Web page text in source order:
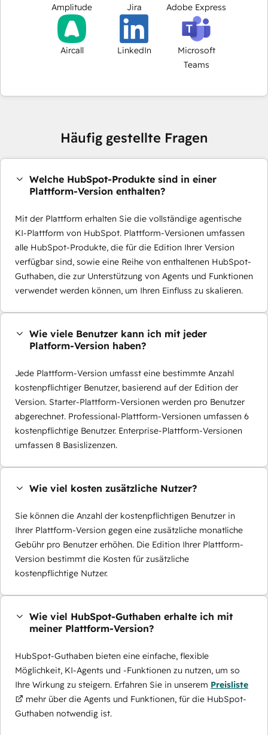
Amplitude Jira Adobe Express
Aircall LinkedIn
Microsoft
Teams
Häufig gestellte Fragen
Welche HubSpot-Produkte sind in einer
Plattform-Version enthalten?
Mit der Plattform erhalten Sie die vollständige agentische
KI-Plattform von HubSpot. Plattform-Versionen umfassen
alle HubSpot-Produkte, die für die Edition Ihrer Version
verfügbar sind, sowie eine Reihe von enthaltenen HubSpot-
Guthaben, die zur Unterstützung von Agents und Funktionen
verwendet werden können, um Ihren Einfluss zu skalieren.
Wie viele Benutzer kann ich mit jeder
Platform-Version haben?
Jede Plattform-Version umfasst eine bestimmte Anzahl
kostenpflichtiger Benutzer, basierend auf der Edition der
Version. Starter-Plattform-Versionen werden pro Benutzer
abgerechnet. Professional-Plattform-Versionen umfassen 6
kostenpflichtige Benutzer. Enterprise-Plattform-Versionen
umfassen 8 Basislizenzen.
Wie viel kosten zusätzliche Nutzer?
Sie können die Anzahl der kostenpflichtigen Benutzer in
Ihrer Plattform-Version gegen eine zusätzliche monatliche
Gebühr pro Benutzer erhöhen. Die Edition Ihrer Plattform-
Version bestimmt die Kosten für zusätzliche
kostenpflichtige Nutzer.
Wie viel HubSpot-Guthaben erhalte ich mit
meiner Plattform-Version?
HubSpot-Guthaben bieten eine einfache, flexible
Möglichkeit, KI-Agents und -Funktionen zu nutzen, um so
Ihre Wirkung zu steigern. Erfahren Sie in unserem Preisliste
mehr über die Agents und Funktionen, für die HubSpot-
Guthaben notwendig ist.